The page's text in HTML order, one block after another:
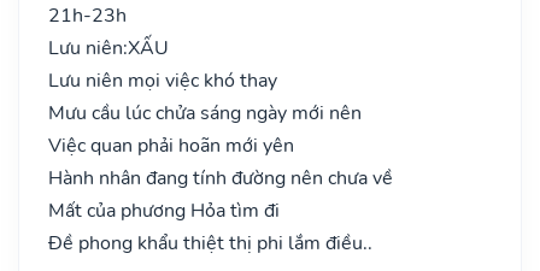
21h-23h
Lưu niên:XẤU
Lưu niên mọi việc khó thay
Mưu cầu lúc chửa sáng ngày mới nên
Việc quan phải hoãn mới yên
Hành nhân đang tính đường nên chưa về
Mất của phương Hỏa tìm đi
Đề phong khẩu thiệt thị phi lắm điều..